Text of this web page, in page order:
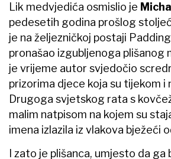
Lik medvjedića osmislio je
pedesetih godina prošlog
je na željezničkoj postaji
pronašao izgubljenoga plišanog
je vrijeme autor svjedočio
prizorima djece koja su tijekom i
Drugoga svjetskog rata s
malim natpisom na kojem su
imena izlazila iz vlakova bježeći
I zato je plišanca, umjesto da ga